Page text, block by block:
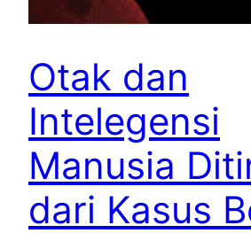
Otak dan
Intelegensi
Manusia
dari Kasus